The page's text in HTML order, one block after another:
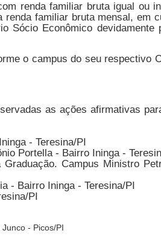
renda familiar bruta igual ou
familiar bruta mensal, em
Sócio Econômico devidamente
o campus do seu respectivo
as ações afirmativas
- Teresina/PI
Portella - Bairro Ininga -
Campus Ministro
- Bairro Ininga - Teresina/PI
PI
- Picos/PI